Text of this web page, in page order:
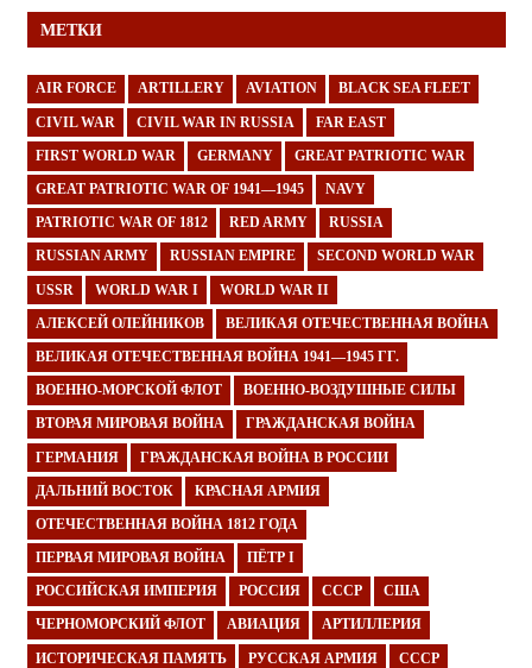
МЕТКИ
AIR FORCE ARTILLERY AVIATION BLACK SEA FLEET
CIVIL WAR CIVIL WAR IN RUSSIA FAR EAST
FIRST WORLD WAR GERMANY GREAT PATRIOTIC WAR
GREAT PATRIOTIC WAR OF 1941—1945 NAVY
PATRIOTIC WAR OF 1812 RED ARMY RUSSIA
RUSSIAN ARMY RUSSIAN EMPIRE SECOND WORLD WAR
USSR WORLD WAR I WORLD WAR II
АЛЕКСЕЙ ОЛЕЙНИКОВ ВЕЛИКАЯ ОТЕЧЕСТВЕННАЯ ВОЙНА
ВЕЛИКАЯ ОТЕЧЕСТВЕННАЯ ВОЙНА 1941—1945 ГГ.
ВОЕННО-МОРСКОЙ ФЛОТ ВОЕННО-ВОЗДУШНЫЕ СИЛЫ
ВТОРАЯ МИРОВАЯ ВОЙНА ГРАЖДАНСКАЯ ВОЙНА
ГЕРМАНИЯ ГРАЖДАНСКАЯ ВОЙНА В РОССИИ
ДАЛЬНИЙ ВОСТОК КРАСНАЯ АРМИЯ
ОТЕЧЕСТВЕННАЯ ВОЙНА 1812 ГОДА
ПЕРВАЯ МИРОВАЯ ВОЙНА ПЁТР I
РОССИЙСКАЯ ИМПЕРИЯ РОССИЯ СССР США
ЧЕРНОМОРСКИЙ ФЛОТ АВИАЦИЯ АРТИЛЛЕРИЯ
ИСТОРИЧЕСКАЯ ПАМЯТЬ РУССКАЯ АРМИЯ СССР